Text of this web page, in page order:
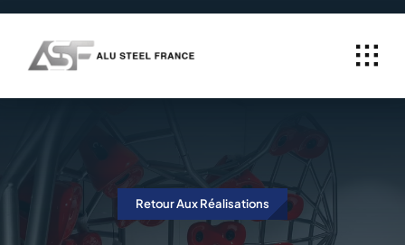
Passer
contenu
Retour Aux Réalisations